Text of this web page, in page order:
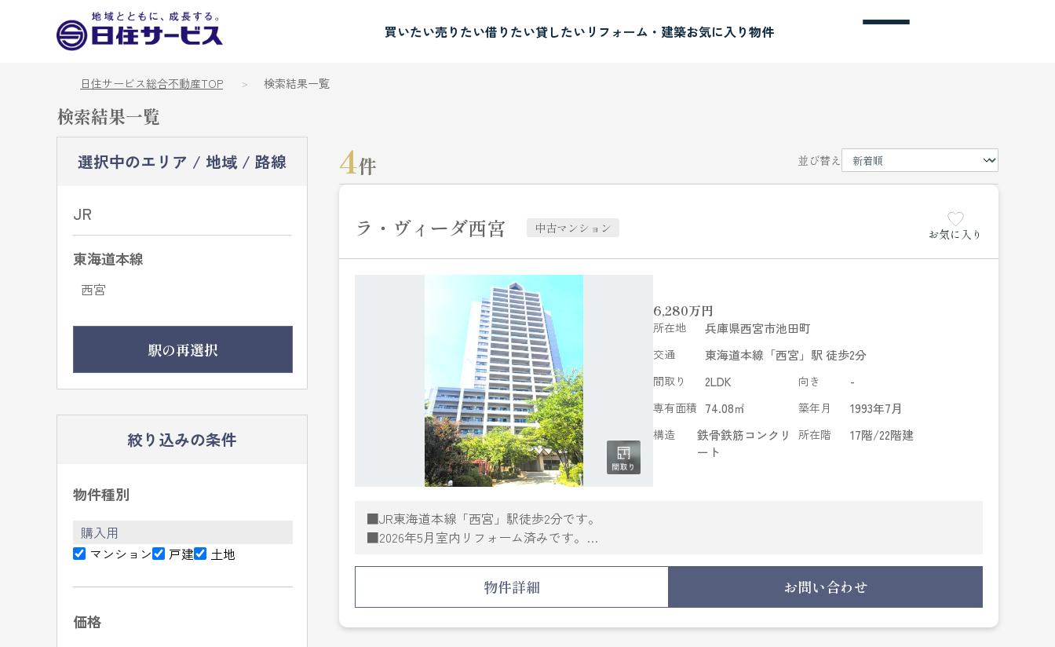
買いたい売りたい借りたい貸したい リフォーム・建築お気に入り物件
日住サービス総合不動産TOP 検索結果一覧
検索結果一覧
4件 並び替え
ラ・ヴィーダ西宮 中古マンション お気に入り
6,280万円
所在地 兵庫県西宮市池田町
交通 東海道本線「西宮」駅 徒歩2分
間取り 2LDK 向き -
専有面積 74.08㎡ 築年月 1993年7月
構造
鉄骨鉄筋コンクリ
ート
所在階 17階/22階建
■JR東海道本線「西宮」駅徒歩2分です。
■2026年5月室内リフォーム済みです。
■物入れが計4か所あり、収納力豊富です。
■食器洗乾燥機や浴室乾燥機など、設備充実。
■東向きバルコニー有り。
物件詳細 お問い合わせ
選択中のエリア / 地域 / 路線
JR
東海道本線
西宮
駅の再選択
絞り込みの条件
物件種別
購入用
マンション
戸建 土地
価格